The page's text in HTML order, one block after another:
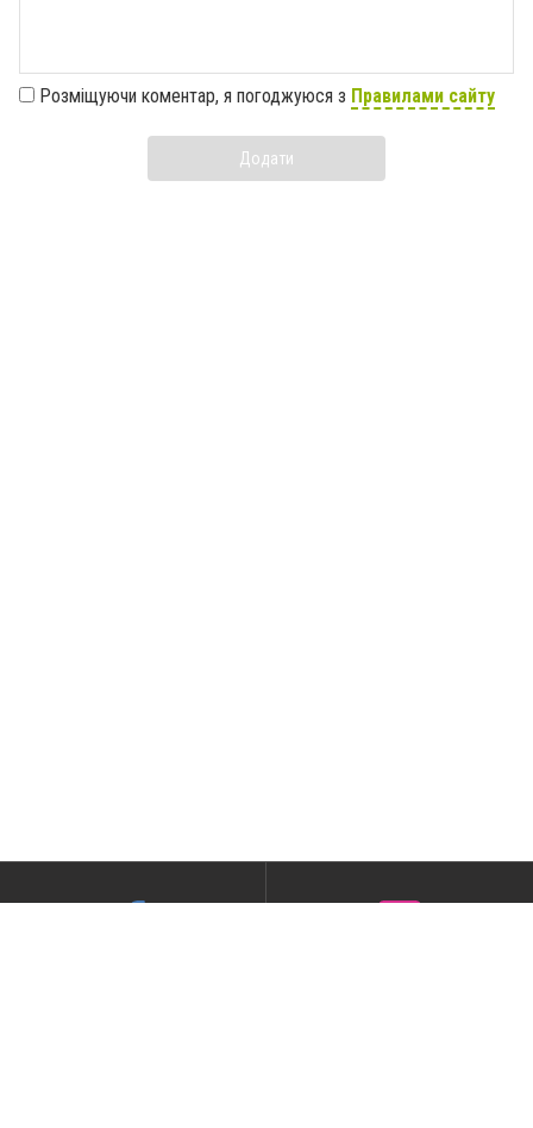
Розміщуючи коментар, я погоджуюся з Правилами сайту
Додати